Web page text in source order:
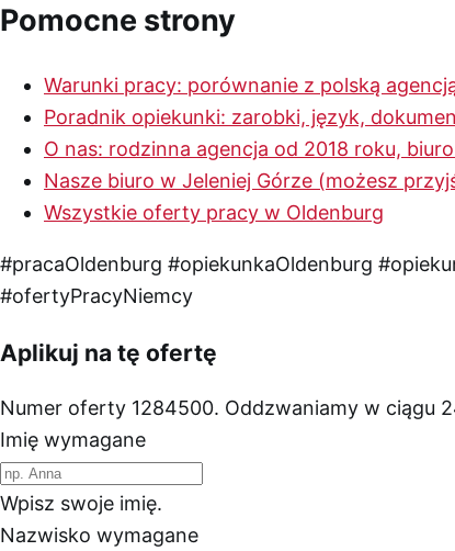
Pomocne strony
Warunki pracy: porównanie z polską
Poradnik opiekunki: zarobki, język,
O nas: rodzinna agencja od 2018 roku,
Nasze biuro w Jeleniej Górze (możesz
Wszystkie oferty pracy w Oldenburg
#pracaOldenburg #opiekunkaOldenburg
#ofertyPracyNiemcy
Aplikuj na tę ofertę
Numer oferty 1284500. Oddzwaniamy w ciągu
Imię wymagane
Wpisz swoje imię.
Nazwisko wymagane